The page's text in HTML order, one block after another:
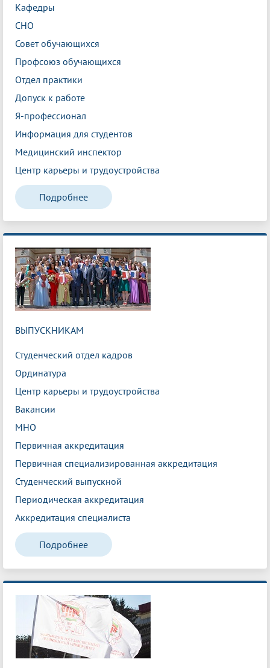
Кафедры
СНО
Совет обучающихся
Профсоюз обучающихся
Отдел практики
Допуск к работе
Я-профессионал
Информация для студентов
Медицинский инспектор
Центр карьеры и трудоустройства
Подробнее
ВЫПУСКНИКАМ
Студенческий отдел кадров
Ординатура
Центр карьеры и трудоустройства
Вакансии
МНО
Первичная аккредитация
Первичная специализированная аккредитация
Студенческий выпускной
Периодическая аккредитация
Аккредитация специалиста
Подробнее